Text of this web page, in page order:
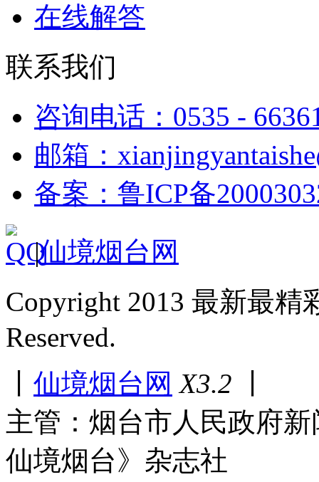
在线解答
联系我们
咨询电话：0535 -
邮箱：
备案：鲁ICP备
|仙境烟台网
Copyright 2013 最新最
Reserved.
仙境烟台网 X3.2
主管：烟台市人民政府
仙境烟台》杂志社